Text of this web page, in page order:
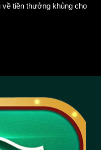
tiền thưởng khủng cho